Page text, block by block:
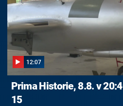
12:07
Prima Historie, 8.8. v
15